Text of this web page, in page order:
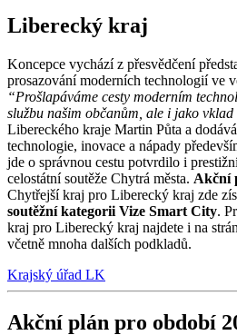
Liberecký kraj
Koncepce vychází z přesvědčení
prosazování moderních technologií ve
“Prošlapáváme cesty moderním
službu našim občanům, ale i jako
Libereckého kraje Martin Půta a
technologie, inovace a nápady
jde o správnou cestu potvrdilo i
celostátní soutěže Chytrá města. Akční
Chytřejší kraj pro Liberecký kraj zde
soutěžní kategorii Vize Smart City.
kraj pro Liberecký kraj najdete i na
včetně mnoha dalších podkladů.
Krajský úřad LK
Akční plán pro období